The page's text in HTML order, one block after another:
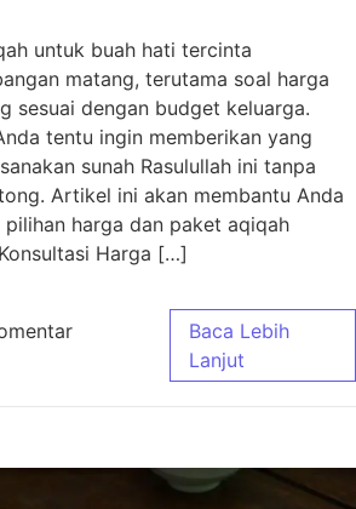
untuk buah hati tercinta
matang, terutama soal harga
sesuai dengan budget keluarga.
tentu ingin memberikan yang
sunah Rasulullah ini tanpa
Artikel ini akan membantu Anda
harga dan paket aqiqah
Harga […]
Aqiqah Bandung Terbaik Se-
Baca Lebih
Lanjut